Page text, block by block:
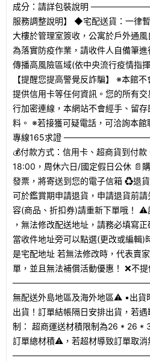
成分：請詳包裝說明
服務調整說明】 ◆宅配送貨：一律
大樓於管理室簽收，公寓於戶外通
為落實防疫作業，請收件人自備筆
傳播高風險區域(依中央流行疫情指
【提醒您提高警覺反詐騙】 ※本館
提供信用卡等任何資訊。您的所有
行加密連線，本網站不會經手、留
料。 ※若接獲可疑電話，可洽詢本
專線165求證
💰付款方式：信用卡、超商貨到付
18:00，周休六日/國定假日公休 📄
發票，將寄送到您的電子信箱 ♻退
可於鑑賞期申請退貨，申請退貨前
容(商品、折扣券)請重新下單哦！ ⚠️
，無法修改配送地址，請務必填寫
當收件地址旁可以點選(更改或編輯)
是宅配地址 若無法修改時，代表賣
單，並且無法補償活動優惠！ ❌不
───────────────────────
無配送外島地區及海外地區⚠️ ▪️出貨
出貨！訂單結帳隔日安排出貨，若
制： 超商運送材積限制為26 * 26 *
訂單總材積⚠️，若超材導致訂單取消
───────────────────────